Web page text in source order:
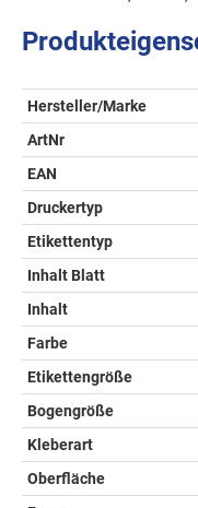
Hersteller/Marke
ArtNr
EAN
Druckertyp
Etikettentyp
Inhalt Blatt
Inhalt
Farbe
Etikettengröße
Bogengröße
Kleberart
Oberfläche